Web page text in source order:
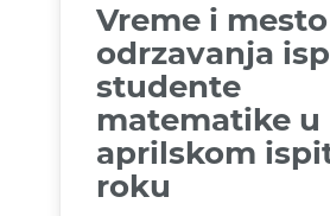
Vreme i mesto
odrzavanja
studente
matematike u
aprilskom
roku